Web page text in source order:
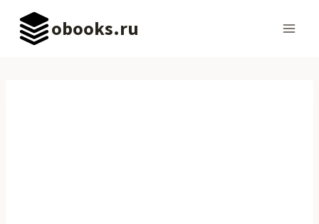
Перейти
содержимому
obooks.ru